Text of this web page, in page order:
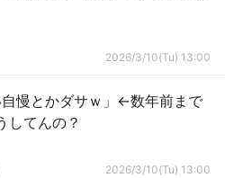
2026/3/10(Tu) 13:00
自慢とかダサｗ」←数年前まで
してんの？
2026/3/10(Tu) 13:00